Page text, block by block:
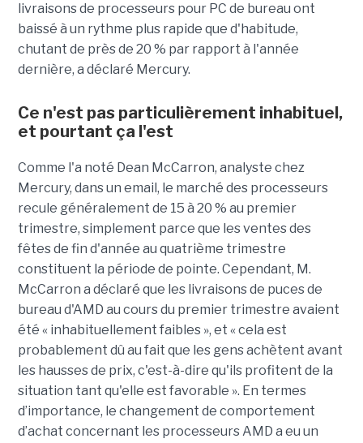
livraisons de processeurs pour PC de bureau ont
baissé à un rythme plus rapide que d'habitude,
chutant de près de 20 % par rapport à l'année
dernière, a déclaré Mercury.
Ce n'est pas particulièrement inhabituel,
et pourtant ça l'est
Comme l'a noté Dean McCarron, analyste chez
Mercury, dans un email, le marché des processeurs
recule généralement de 15 à 20 % au premier
trimestre, simplement parce que les ventes des
fêtes de fin d'année au quatrième trimestre
constituent la période de pointe. Cependant, M.
McCarron a déclaré que les livraisons de puces de
bureau d'AMD au cours du premier trimestre avaient
été « inhabituellement faibles », et « cela est
probablement dû au fait que les gens achètent avant
les hausses de prix, c'est-à-dire qu'ils profitent de la
situation tant qu'elle est favorable ». En termes
d’importance, le changement de comportement
d’achat concernant les processeurs AMD a eu un